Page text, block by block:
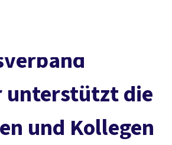
Politik vor Ort
Mitmachen
unterstützt die
und Kollegen